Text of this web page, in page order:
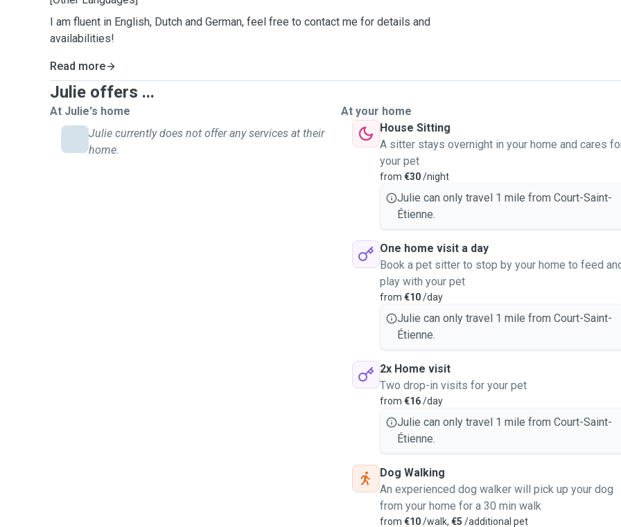
I am fluent in English, Dutch and German, feel free to contact me for details and
availabilities!
Read more
Julie offers ...
At Julie's home
Julie currently does not offer any services at their
home.
At your home
House Sitting
A sitter stays overnight in your home and cares
your pet
from €30/night
Julie can only travel 1 mile from Court-Saint-
Étienne.
One home visit a day
Book a pet sitter to stop by your home to feed
play with your pet
from €10/day
Julie can only travel 1 mile from Court-Saint-
Étienne.
2x Home visit
Two drop-in visits for your pet
from €16/day
Julie can only travel 1 mile from Court-Saint-
Étienne.
Dog Walking
An experienced dog walker will pick up your dog
from your home for a 30 min walk
from €10/walk, €5 /additional pet